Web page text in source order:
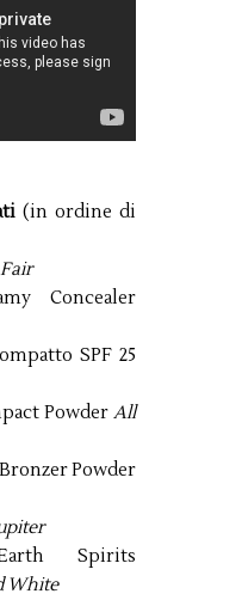
(in ordine di
Concealer
SPF 25
Powder All
Powder
Spirits
White